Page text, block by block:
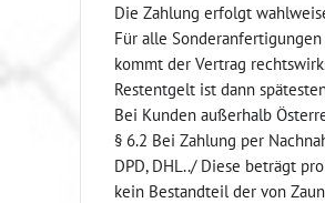
Die Zahlung erfolgt
Für alle
kommt der Vertrag
Restentgelt ist dann
Bei Kunden außerhalb
§ 6.2 Bei Zahlung per
DPD, DHL../ Diese beträgt
kein Bestandteil der von